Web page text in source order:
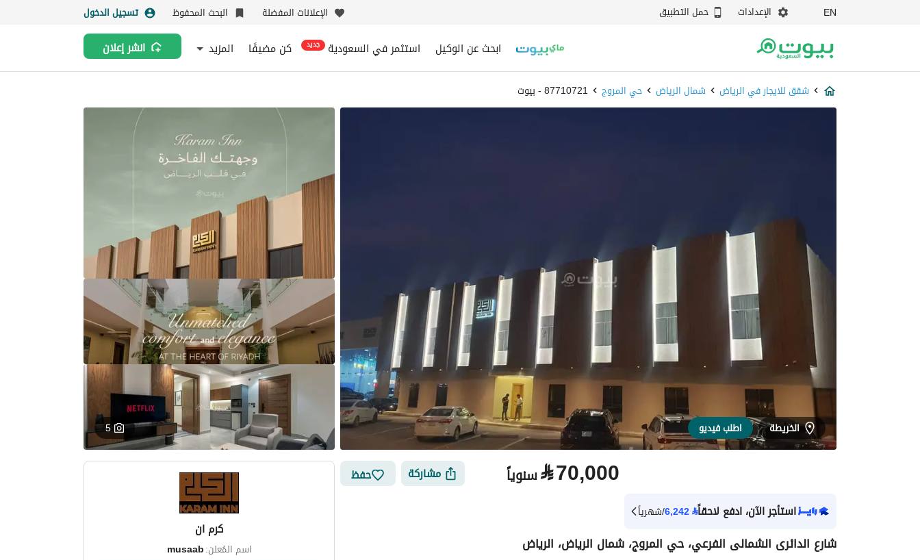
EN الإعدادات حمل التطبيق الإعلانات المفضلة البحث المحفوظ تسجيل الدخول
ابحث عن الوكيل استثمر في السعودية جديد كن مضيفًا المزيد انشر إعلان
شقق للايجار في الرياض شمال الرياض حي المروج 87710721 - بيوت
الخريطة اطلب فيديو 5
⃁70,000 سنوياً مشاركة
حفظ
استأجر الآن، ادفع لاحقاً⃁
6,242/شهرياً
شارع الدائرى الشمالى الفرعي، حي المروج، شمال الرياض، الرياض
كرم ان
اسم المُعلن:musaab